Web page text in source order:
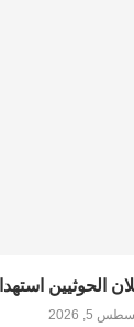
الحوثيين
5, 2026